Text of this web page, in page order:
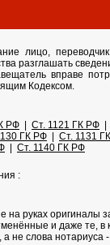
лицо,
разглашать
вправе
Кодексом.
РФ Ст. 1121 ГК РФ
ГК РФ Ст. 1131
Ст. 1140 ГК РФ
:
на руках оригиналы
и даже те,
а не слова